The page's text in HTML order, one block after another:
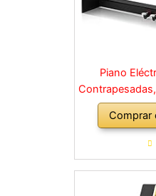
Piano
Contrapesadas,
Piano
Soporte y
Comprar